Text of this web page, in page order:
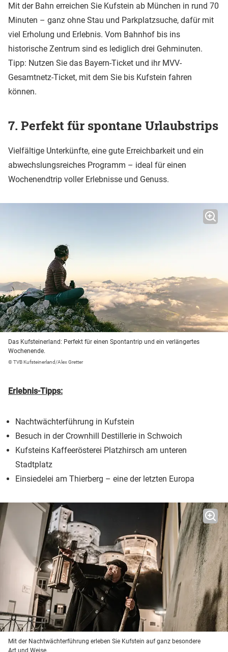
Mit der Bahn erreichen Sie Kufstein ab München in rund 70
Minuten – ganz ohne Stau und Parkplatzsuche, dafür mit
viel Erholung und Erlebnis. Vom Bahnhof bis ins
historische Zentrum sind es lediglich drei Gehminuten.
Tipp: Nutzen Sie das Bayern-Ticket und ihr MVV-
Gesamtnetz-Ticket, mit dem Sie bis Kufstein fahren
können.
7. Perfekt für spontane Urlaubstrips
Vielfältige Unterkünfte, eine gute Erreichbarkeit und ein
abwechslungsreiches Programm – ideal für einen
Wochenendtrip voller Erlebnisse und Genuss.
Das Kufsteinerland: Perfekt für einen Spontantrip und ein verlängertes
Wochenende.
© TVB Kufsteinerland/Alex Gretter
Erlebnis-Tipps:
Nachtwächterführung in Kufstein
Besuch in der Crownhill Destillerie in Schwoich
Kufsteins Kaffeerösterei Platzhirsch am unteren
Stadtplatz
Einsiedelei am Thierberg – eine der letzten Europa
Mit der Nachtwächterführung erleben Sie Kufstein auf ganz besondere
Art und Weise.